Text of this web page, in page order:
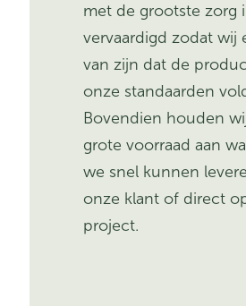
met de grootste zorg
vervaardigd zodat wij
van zijn dat de
onze standaarden
Bovendien houden
grote voorraad aan
we snel kunnen
onze klant of direct
project.